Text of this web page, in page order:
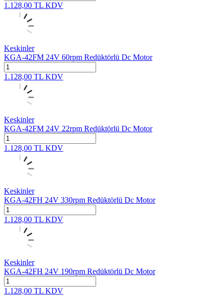
1.128,00 TL KDV
Keskinler
KGA-42FM 24V 60rpm Redüktörlü Dc Motor
1.128,00 TL KDV
Keskinler
KGA-42FM 24V 22rpm Redüktörlü Dc Motor
1.128,00 TL KDV
Keskinler
KGA-42FH 24V 330rpm Redüktörlü Dc Motor
1.128,00 TL KDV
Keskinler
KGA-42FH 24V 190rpm Redüktörlü Dc Motor
1.128,00 TL KDV